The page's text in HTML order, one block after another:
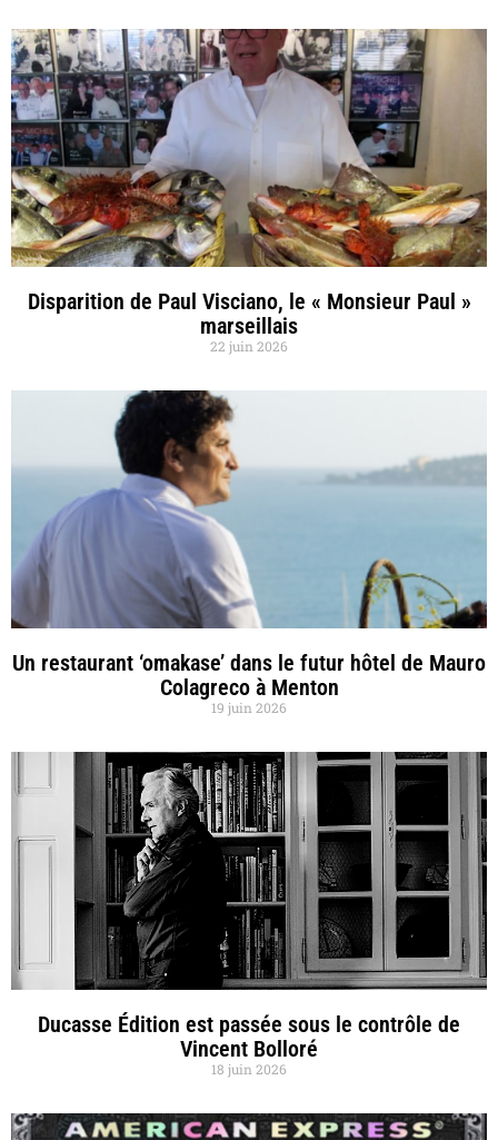
Disparition de Paul Visciano, le « Monsieur Paul »
marseillais
22 juin 2026
Un restaurant ‘omakase’ dans le futur hôtel de Mauro
Colagreco à Menton
19 juin 2026
Ducasse Édition est passée sous le contrôle de
Vincent Bolloré
18 juin 2026